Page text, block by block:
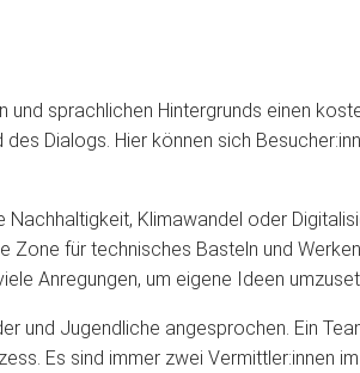
sprachlichen Hintergrunds einen
Dialogs. Hier können sich
Klimawandel oder
Zone für technisches Basteln und
Anregungen, um eigene Ideen
und Jugendliche angesprochen. Ein
Es sind immer zwei Vermittler:innen